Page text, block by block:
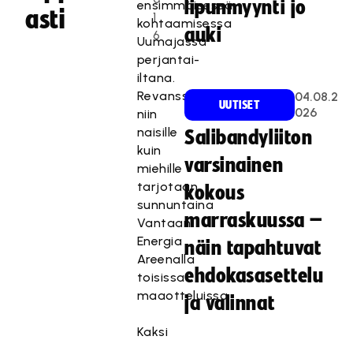
asti
1
6
ensimmäisessä
kohtaamisessa
Uumajassa
perjantai-
iltana.
Revanssia
niin
naisille
kuin
miehille
tarjotaan
sunnuntaina
Vantaan
Energia
Areenalla
toisissa
maaotteluissa.
Kaksi
lipunmyynti jo
auki
UUTISET
04.08.2
026
Salibandyliiton
varsinainen
kokous
marraskuussa –
näin tapahtuvat
ehdokasasettelu
ja valinnat